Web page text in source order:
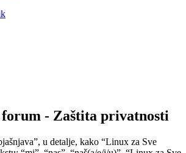
forum - Zaštita privatnosti
u detalje, kako “Linux za Sve